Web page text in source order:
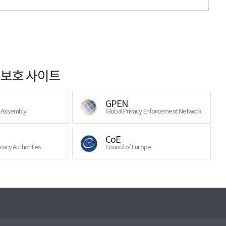
호 사이트
GPEN
Global Privacy Enforcement Network
Authorities
CoE
Council of Europe